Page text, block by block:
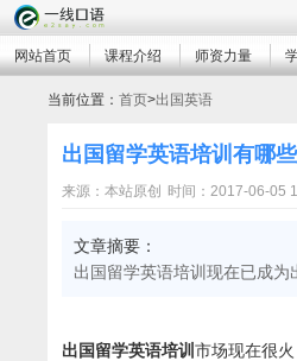
网站首页 课程介绍 师资力量
当前位置：首页>出国英语
出国留学英语培训有哪
来源：本站原创 时间：2017-06-05
文章摘要：
出国留学英语培训现在已成
出国留学英语培训市场现在很